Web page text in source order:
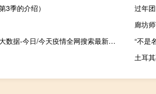
3季的介绍）
过年
廊坊
2023年09月23日福建省宁德市疫情大数据-今日/今天疫情全网搜索最新实时消息动态情况通知播报
“不是
土耳